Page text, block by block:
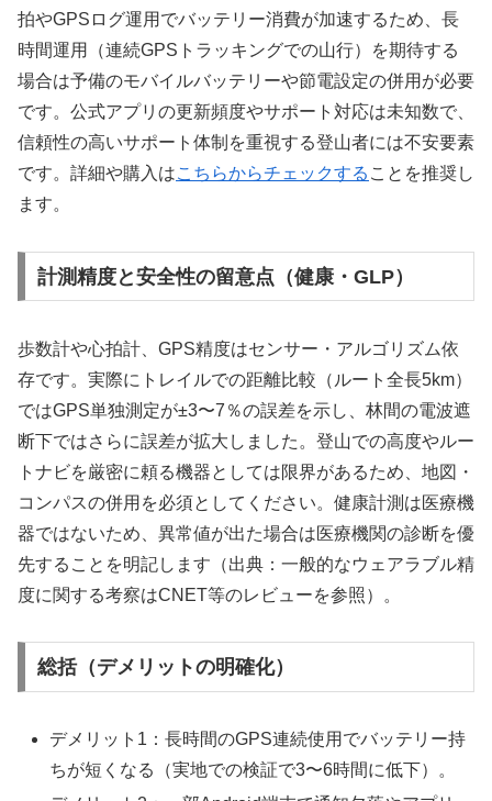
拍やGPSログ運用でバッテリー消費が加速するため、長
時間運用（連続GPSトラッキングでの山行）を期待する
場合は予備のモバイルバッテリーや節電設定の併用が必要
です。公式アプリの更新頻度やサポート対応は未知数で、
信頼性の高いサポート体制を重視する登山者には不安要素
です。詳細や購入はこちらからチェックする ことを推奨し
ます。
計測精度と安全性の留意点（健康・GLP）
歩数計や心拍計、GPS精度はセンサー・アルゴリズム依
存です。実際にトレイルでの距離比較（ルート全長5km）
ではGPS単独測定が±3〜7％の誤差を示し、林間の電波遮
断下ではさらに誤差が拡大しました。登山での高度やルー
トナビを厳密に頼る機器としては限界があるため、地図・
コンパスの併用を必須としてください。健康計測は医療機
器ではないため、異常値が出た場合は医療機関の診断を優
先することを明記します（出典：一般的なウェアラブル精
度に関する考察はCNET等のレビューを参照）。
総括（デメリットの明確化）
デメリット1：長時間のGPS連続使用でバッテリー持
ちが短くなる（実地での検証で3〜6時間に低下）。